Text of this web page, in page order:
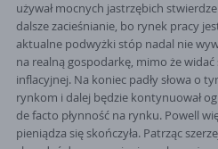
używał mocnych jastrzębich
dalsze zacieśnianie, bo rynek pracy
aktualne podwyżki stóp nadal nie
na realną gospodarkę, mimo że widać
inflacyjnej. Na koniec padły słowa o
rynkom i dalej będzie kontynuował
de facto płynność na rynku. Powell
pieniądza się skończyła. Patrząc